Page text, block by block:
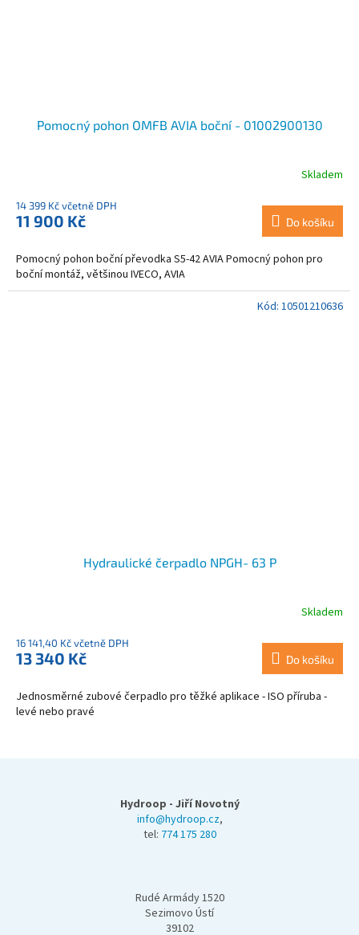
Pomocný pohon OMFB AVIA boční - 01002900130
Skladem
14 399 Kč včetně DPH
11 900 Kč Do košíku
Pomocný pohon boční převodka S5-42 AVIA Pomocný pohon pro
boční montáž, většinou IVECO, AVIA
Hydraulické čerpadlo NPGH- 63 P
Skladem
16 141,40 Kč včetně DPH
13 340 Kč Do košíku
Jednosměrné zubové čerpadlo pro těžké aplikace - ISO příruba -
levé nebo pravé
Kód: 10501210636
Hydroop - Jiří Novotný
info@hydroop.cz,
tel: 774 175 280
Rudé Armády 1520
Sezimovo Ústí
39102